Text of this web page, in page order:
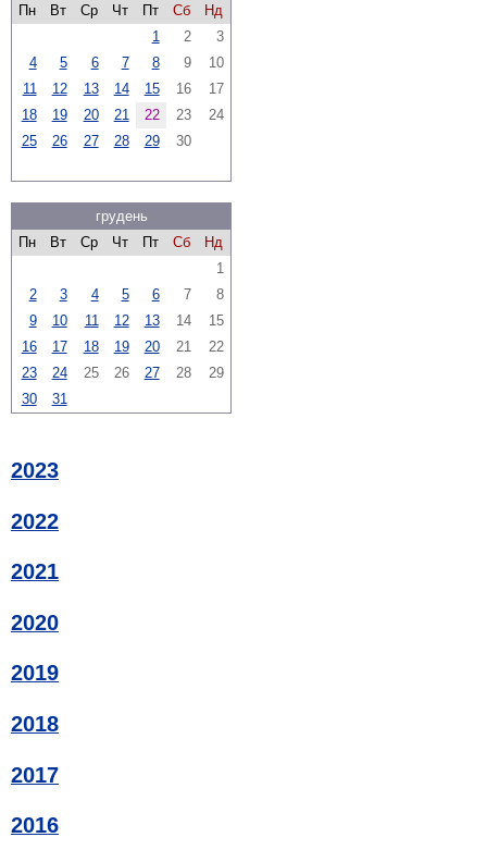
Пн Вт Ср Чт Пт Сб
Нд
1
2
3
4
5 6 7 8 9
10
11
12 13 14 15 16
17
18
19 20 21 22 23
24
25
26 27 28 29 30
грудень
Пн
Вт Ср Чт Пт Сб
Нд
1
2
3 4 5 6 7
8
9
10 11 12 13 14
15
16
17 18 19 20 21
22
23
24 25 26 27 28
29
30
31
2023
2022
2021
2020
2019
2018
2017
2016